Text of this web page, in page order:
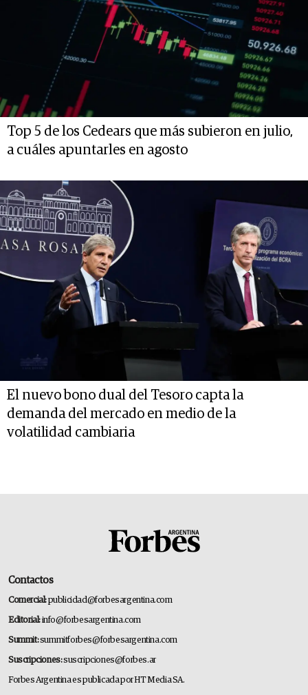
Top 5 de los Cedears que más subieron en julio,
a cuáles apuntarles en agosto
El nuevo bono dual del Tesoro capta la
demanda del mercado en medio de la
volatilidad cambiaria
Contactos
Comercial:publicidad@forbesargentina.com
Editorial:info@forbesargentina.com
Summit:summitforbes@forbesargentina.com
Suscripciones:suscripciones@forbes.ar
Forbes Argentina es publicada por HT Media SA.